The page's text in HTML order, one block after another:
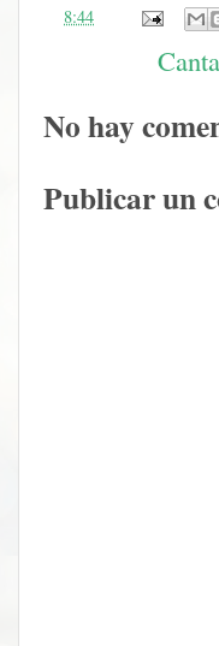
8:44
No hay
Publicar un